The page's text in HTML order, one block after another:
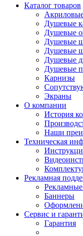
Каталог товаров
Душевые
Душевые
Душевые
Душевые
Душевые
Душевые
Карнизы
Экраны
О компании
История
Наши
Техническая
Рекламная
Рекламные
Баннеры
Сервис и
Гарантия